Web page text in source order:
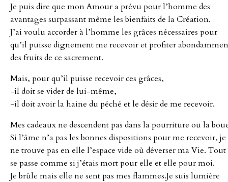
Je puis dire que mon Amour a prévu pour l’homme des
avantages surpassant même les bienfaits de la Création.
J’ai voulu accorder à l’homme les grâces nécessaires pour
qu’il puisse dignement me recevoir et profiter
des fruits de ce sacrement.
Mais, pour qu’il puisse recevoir ces grâces,
-il doit se vider de lui-même,
-il doit avoir la haine du péché et le désir de me recevoir.
Mes cadeaux ne descendent pas dans la pourriture ou la
Si l’âme n’a pas les bonnes dispositions pour me recevoir, je
ne trouve pas en elle l’espace vide où déverser ma Vie. Tout
se passe comme si j’étais mort pour elle et elle pour moi.
Je brûle mais elle ne sent pas mes flammes.Je suis lumière